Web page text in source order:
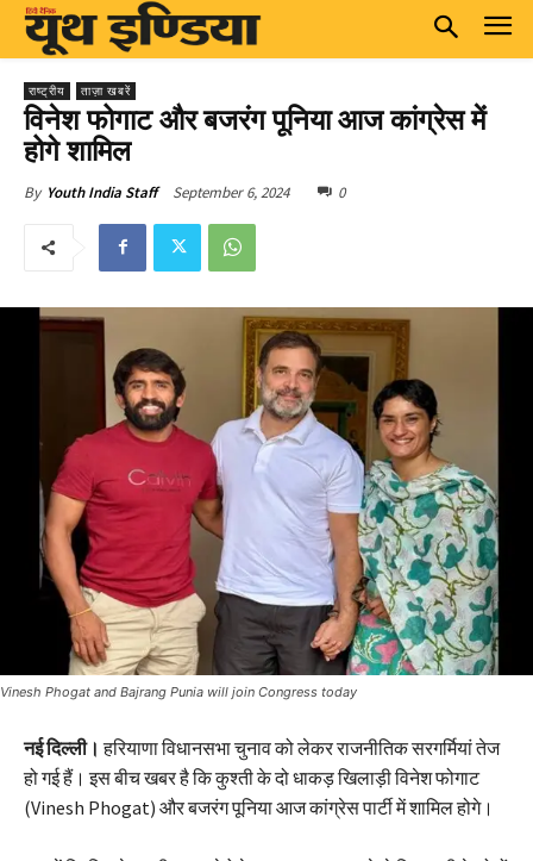
राष्ट्रीय ताज़ा खबरें
विनेश फोगाट और बजरंग पूनिया आज कांग्रेस में
होगे शामिल
By Youth India Staff September 6, 2024 0
Vinesh Phogat and Bajrang Punia will join Congress today
नई दिल्ली। हरियाणा विधानसभा चुनाव को लेकर राजनीतिक सरगर्मियां तेज
हो गई हैं। इस बीच खबर है कि कुश्ती के दो धाकड़ खिलाड़ी विनेश फोगाट
(Vinesh Phogat) और बजरंग पूनिया आज कांग्रेस पार्टी में शामिल होगे।